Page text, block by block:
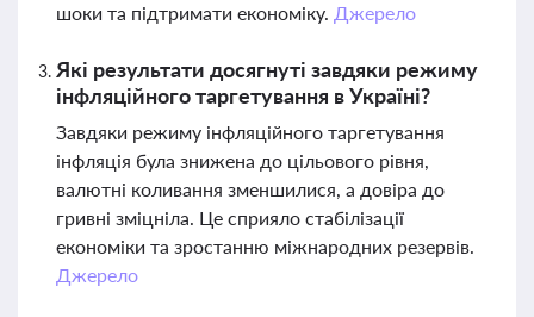
шоки та підтримати економіку. Джерело
Які результати досягнуті завдяки режиму
інфляційного таргетування в Україні?
Завдяки режиму інфляційного таргетування
інфляція була знижена до цільового рівня,
валютні коливання зменшилися, а довіра до
гривні зміцніла. Це сприяло стабілізації
економіки та зростанню міжнародних резервів.
Джерело